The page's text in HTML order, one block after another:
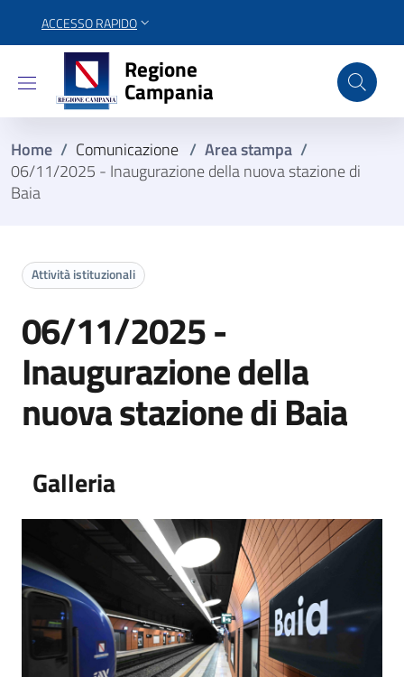
ACCESSO RAPIDO
Regione Campania
Regione
Campania
Home / Comunicazione / Area stampa /
06/11/2025 - Inaugurazione della nuova stazione di
Baia
Attività istituzionali
06/11/2025 -
Inaugurazione della
nuova stazione di Baia
Galleria